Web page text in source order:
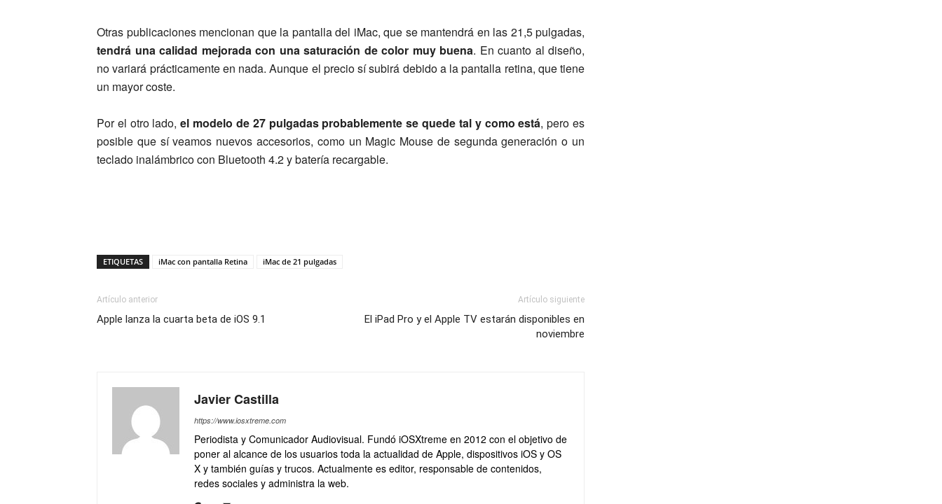
Otras publicaciones mencionan que la pantalla del iMac, que se mantendrá en las 21,5 pulgadas,
tendrá una calidad mejorada con una saturación de color muy buena. En cuanto al diseño,
no variará prácticamente en nada. Aunque el precio sí subirá debido a la pantalla retina, que tiene
un mayor coste.
Por el otro lado, el modelo de 27 pulgadas probablemente se quede tal y como está, pero es
posible que sí veamos nuevos accesorios, como un Magic Mouse de segunda generación o un
teclado inalámbrico con Bluetooth 4.2 y batería recargable.
ETIQUETAS iMac con pantalla Retina iMac de 21 pulgadas
Artículo anterior
Apple lanza la cuarta beta de iOS 9.1
Artículo siguiente
El iPad Pro y el Apple TV estarán disponibles en
noviembre
Javier Castilla
https://www.iosxtreme.com
Periodista y Comunicador Audiovisual. Fundó iOSXtreme en 2012 con el objetivo de
poner al alcance de los usuarios toda la actualidad de Apple, dispositivos iOS y OS
X y también guías y trucos. Actualmente es editor, responsable de contenidos,
redes sociales y administra la web.